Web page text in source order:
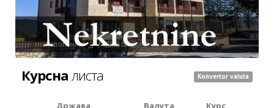
Курсна листа Konvertor valuta
Држава Валута
Курс